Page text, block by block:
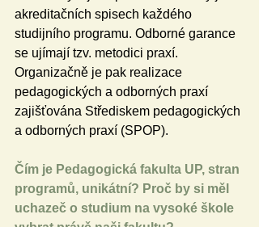
akreditačních spisech každého
studijního programu. Odborné garance
se ujímají tzv. metodici praxí.
Organizačně je pak realizace
pedagogických a odborných praxí
zajišťována Střediskem pedagogických
a odborných praxí (SPOP).
Čím je Pedagogická fakulta UP, stran
programů, unikátní? Proč by si měl
uchazeč o studium na vysoké škole